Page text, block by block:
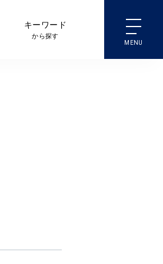
キーワード
から探す